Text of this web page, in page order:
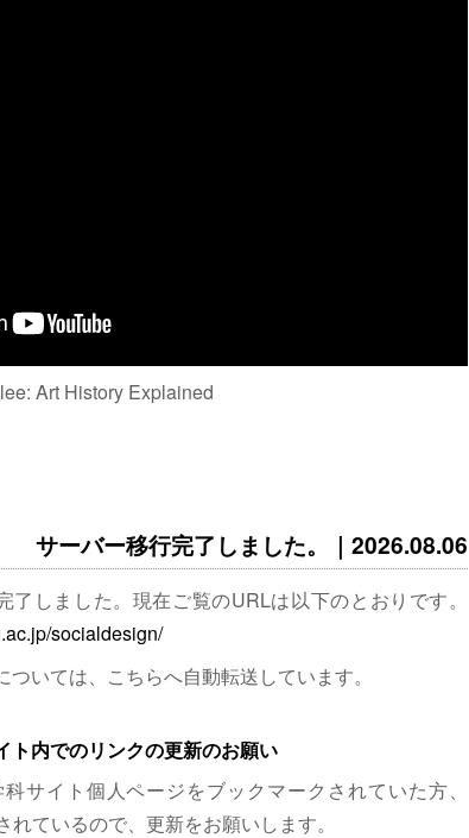
Art History Explained
サーバー移行完了しました。｜2026.08.06
了しました。現在ご覧のURLは以下のとおりです。
socialdesign/
いては、こちらへ自動転送しています。
ト内でのリンクの更新のお願い
サイト個人ページをブックマークされていた方、
ているので、更新をお願いします。